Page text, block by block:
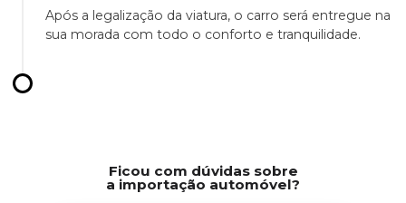
Após a legalização da viatura, o carro será entregue na
sua morada com todo o conforto e tranquilidade.
Ficou com dúvidas sobre
a importação automóvel?